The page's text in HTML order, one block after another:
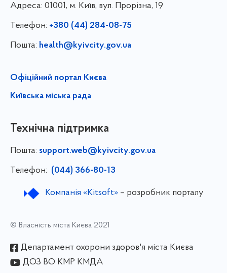
Адреса: 01001, м. Київ, вул. Прорізна, 19
Телефон: +380 (44) 284-08-75
Пошта: health@kyivcity.gov.ua
Офіційний портал Києва
Київська міська рада
Технічна підтримка
Пошта: support.web@kyivcity.gov.ua
Телефон: (044) 366-80-13
Компанія «Kitsoft»– розробник порталу
© Власність міста Києва 2021
Департамент охорони здоров'я міста Києва
ДОЗ ВО КМР КМДА